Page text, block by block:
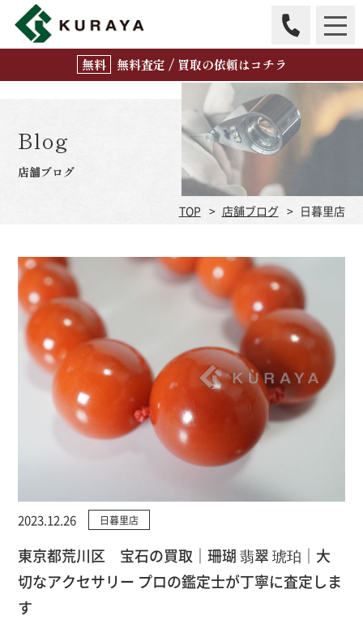
無料査定 / 買取の依頼はコチラ
Blog
店舗ブログ
TOP 店舗ブログ 日暮里店
2023.12.26 日暮里店
東京都荒川区 宝石の買取｜珊瑚 翡翠 琥珀｜大
切なアクセサリー プロの鑑定士が丁寧に査定しま
す